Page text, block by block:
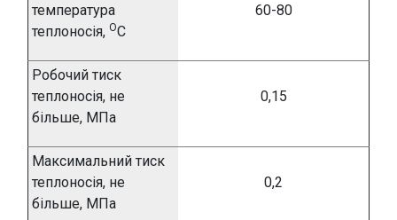
температура
теплоносія, ОС
60-80
Робочий тиск
теплоносія, не
більше, МПа
0,15
Максимальний тиск
теплоносія, не
більше, МПа
0,2